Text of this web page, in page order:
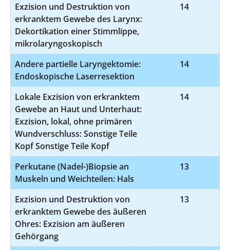
Exzision und Destruktion von
erkranktem Gewebe des Larynx:
Dekortikation einer Stimmlippe,
mikrolaryngoskopisch
14
Andere partielle Laryngektomie:
Endoskopische Laserresektion
14
Lokale Exzision von erkranktem
Gewebe an Haut und Unterhaut:
Exzision, lokal, ohne primären
Wundverschluss: Sonstige Teile
Kopf Sonstige Teile Kopf
14
Perkutane (Nadel-)Biopsie an
Muskeln und Weichteilen: Hals
13
Exzision und Destruktion von
erkranktem Gewebe des äußeren
Ohres: Exzision am äußeren
Gehörgang
13